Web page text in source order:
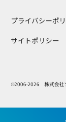
プライバシーポ
サイトポリシー
©2006-2026 株式会社